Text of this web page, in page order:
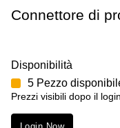
Connettore di
Disponibilità
5 Pezzo
Prezzi visibili dopo il login